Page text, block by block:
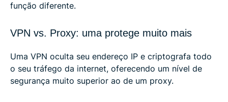
função diferente.
VPN vs. Proxy: uma protege muito mais
Uma VPN oculta seu endereço IP e criptografa todo
o seu tráfego da internet, oferecendo um nível de
segurança muito superior ao de um proxy.